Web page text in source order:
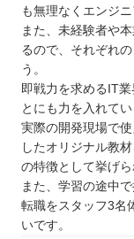
も無理なくエンジニ
また、未経験者や
るので、それぞれ
う。
即戦力を求めるIT
とにも力を入れてい
実際の開発現場で
したオリジナル教
の特徴として挙げら
また、学習の途中
転職をスタッフ3名
いです。